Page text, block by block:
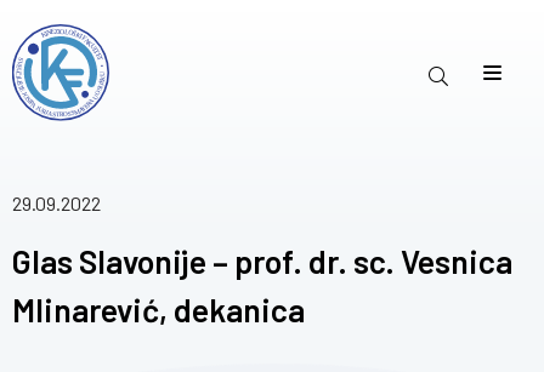
29.09.2022
Glas Slavonije – prof. dr. sc. Vesnica
Mlinarević, dekanica